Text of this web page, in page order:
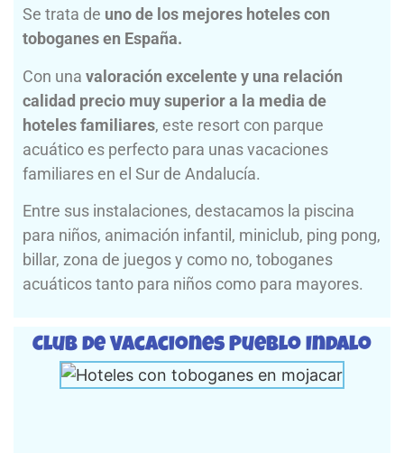
Se trata de uno de los mejores hoteles con
toboganes en España.
Con una valoración excelente y una relación
calidad precio muy superior a la media de
hoteles familiares, este resort con parque
acuático es perfecto para unas vacaciones
familiares en el Sur de Andalucía.
Entre sus instalaciones, destacamos la piscina
para niños, animación infantil, miniclub, ping pong,
billar, zona de juegos y como no, toboganes
acuáticos tanto para niños como para mayores.
Club de Vacaciones Pueblo Indalo